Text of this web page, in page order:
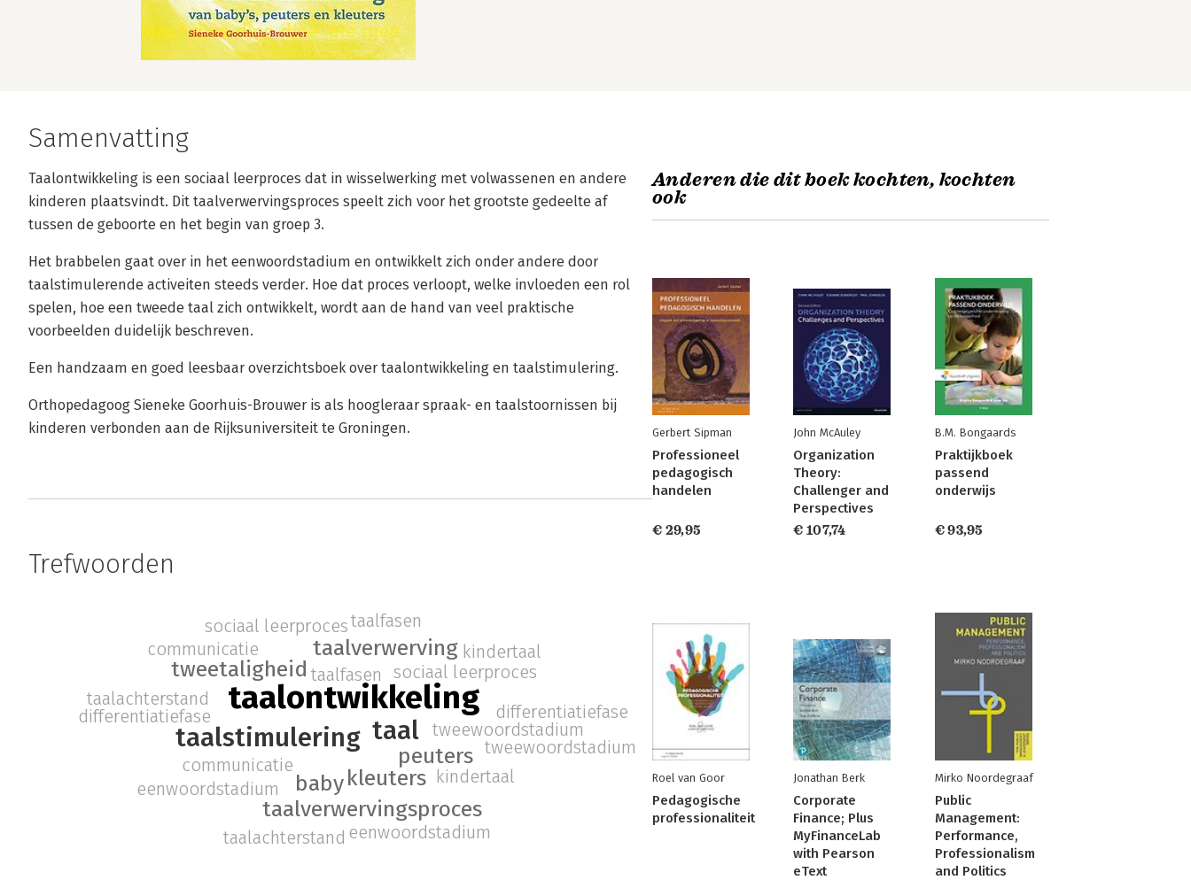
Samenvatting
Taalontwikkeling is een sociaal leerproces dat in wisselwerking met volwassenen en andere
kinderen plaatsvindt. Dit taalverwervingsproces speelt zich voor het grootste gedeelte af
tussen de geboorte en het begin van groep 3.
Het brabbelen gaat over in het eenwoordstadium en ontwikkelt zich onder andere door
taalstimulerende activeiten steeds verder. Hoe dat proces verloopt, welke invloeden een rol
spelen, hoe een tweede taal zich ontwikkelt, wordt aan de hand van veel praktische
voorbeelden duidelijk beschreven.
Een handzaam en goed leesbaar overzichtsboek over taalontwikkeling en taalstimulering.
Orthopedagoog Sieneke Goorhuis-Brouwer is als hoogleraar spraak- en taalstoornissen bij
kinderen verbonden aan de Rijksuniversiteit te Groningen.
Trefwoorden
taalontwikkeling
taal
taalstimulering
peuters
kleuters
baby
tweetaligheid
taalverwerving
taalverwervingsproces
communicatie
sociaal leerproces
taalfasen
tweewoordstadium
eenwoordstadium
kindertaal
differentiatiefase
taalachterstand
communicatie
sociaal leerprocestaalfasen
tweewoordstadium
eenwoordstadium
kindertaal
differentiatiefase
taalachterstand
Anderen die dit boek kochten, kochten
ook
Gerbert Sipman
Professioneel
pedagogisch
handelen
€ 29,95
John McAuley
Organization
Theory:
Challenger and
Perspectives
€ 107,74
B.M. Bongaards
Praktijkboek
passend
onderwijs
€ 93,95
Roel van Goor
Pedagogische
professionaliteit
Jonathan Berk
Corporate
Finance; Plus
MyFinanceLab
with Pearson
eText
Mirko Noordegraaf
Public
Management:
Performance,
Professionalism
and Politics